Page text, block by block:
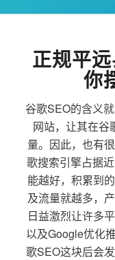
正规平
你
谷歌SEO的含义
网站，让其在谷
量。因此，也有
歌搜索引擎占据
能越好，积累到
及流量就越多，
日益激烈让许多
以及Google优化
歌SEO这块后会